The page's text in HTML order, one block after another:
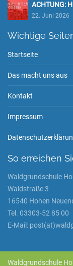
ACHTUNG:
22. Juni 2026
Wichtige
Startseite
Das macht uns aus
Kontakt
Impressum
So erreichen
Waldgrundschule
Waldstraße 3
16540 Hohen
Tel. 03303-52 85 00
E-Mail:
Waldgrundschule